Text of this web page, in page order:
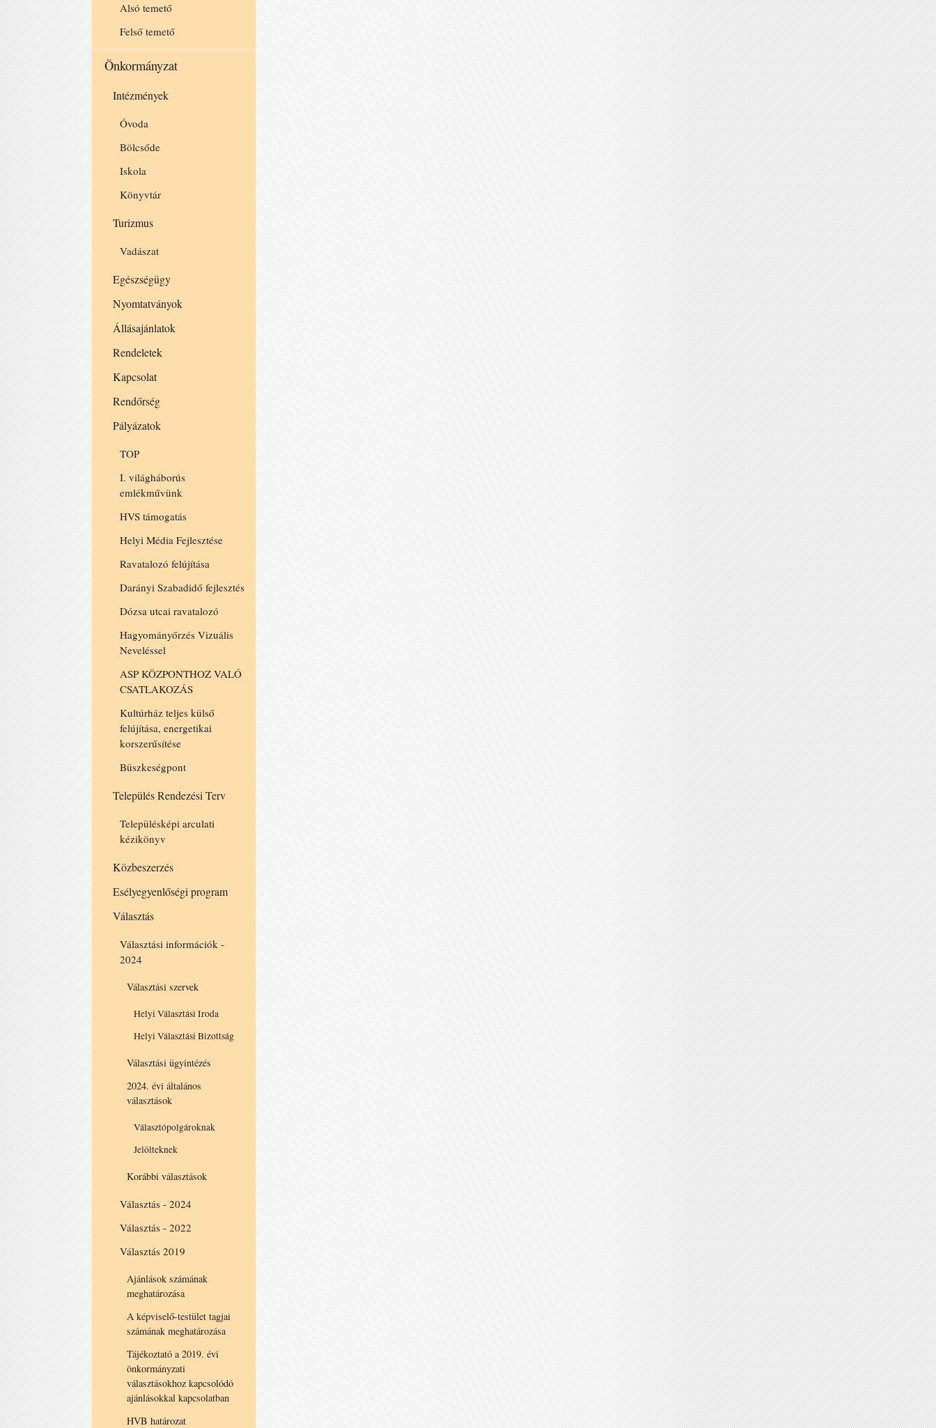
Alsó temető
Felső temető
Önkormányzat
Intézmények
Óvoda
Bölcsőde
Iskola
Könyvtár
Turizmus
Vadászat
Egészségügy
Nyomtatványok
Állásajánlatok
Rendeletek
Kapcsolat
Rendőrség
Pályázatok
TOP
I. világháborús
emlékművünk
HVS támogatás
Helyi Média Fejlesztése
Ravatalozó felújítása
Darányi Szabadidő fejlesztés
Dózsa utcai ravatalozó
Hagyományőrzés Vizuális
Neveléssel
ASP KÖZPONTHOZ VALÓ
CSATLAKOZÁS
Kultúrház teljes külső
felújítása, energetikai
korszerűsítése
Büszkeségpont
Település Rendezési Terv
Településképi arculati
kézikönyv
Közbeszerzés
Esélyegyenlőségi program
Választás
Választási információk -
2024
Választási szervek
Helyi Választási Iroda
Helyi Választási Bizottság
Választási ügyintézés
2024. évi általános
választások
Választópolgároknak
Jelölteknek
Korábbi választások
Választás - 2024
Választás - 2022
Választás 2019
Ajánlások számának
meghatározása
A képviselő-testület tagjai
számának meghatározása
Tájékoztató a 2019. évi
önkormányzati
választásokhoz kapcsolódó
ajánlásokkal kapcsolatban
HVB határozat